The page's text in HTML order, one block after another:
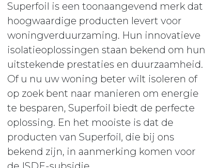
Superfoil is een toonaangevend merk dat
hoogwaardige producten levert voor
woningverduurzaming. Hun innovatieve
isolatieoplossingen staan bekend om hun
uitstekende prestaties en duurzaamheid.
Of u nu uw woning beter wilt isoleren of
op zoek bent naar manieren om energie
te besparen, Superfoil biedt de perfecte
oplossing. En het mooiste is dat de
producten van Superfoil, die bij ons
bekend zijn, in aanmerking komen voor